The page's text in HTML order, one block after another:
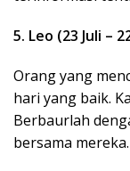
5. Leo (23 Juli –
Orang yang
hari yang baik.
Berbaurlah
bersama mereka.